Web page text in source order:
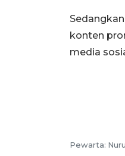
konten
media
Pewarta: